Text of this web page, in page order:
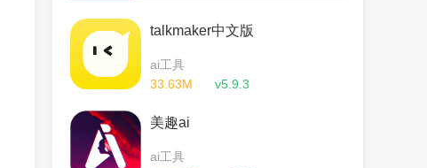
talkmaker中文版
ai工具
33.63M
v5.9.3
美趣ai
ai工具